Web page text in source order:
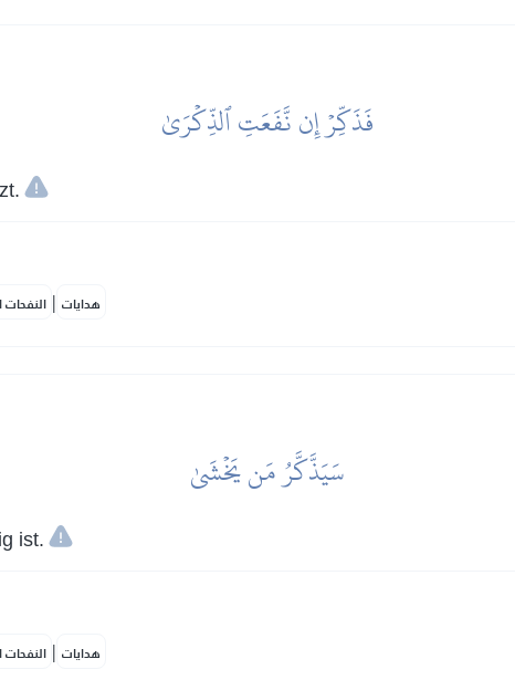
فَذَكِّرۡ إِن نَّفَعَتِ ٱلذِّكۡرَىٰ
النفحات | هدايات
سَيَذَّكَّرُ مَن يَخۡشَىٰ
ist.
النفحات | هدايات